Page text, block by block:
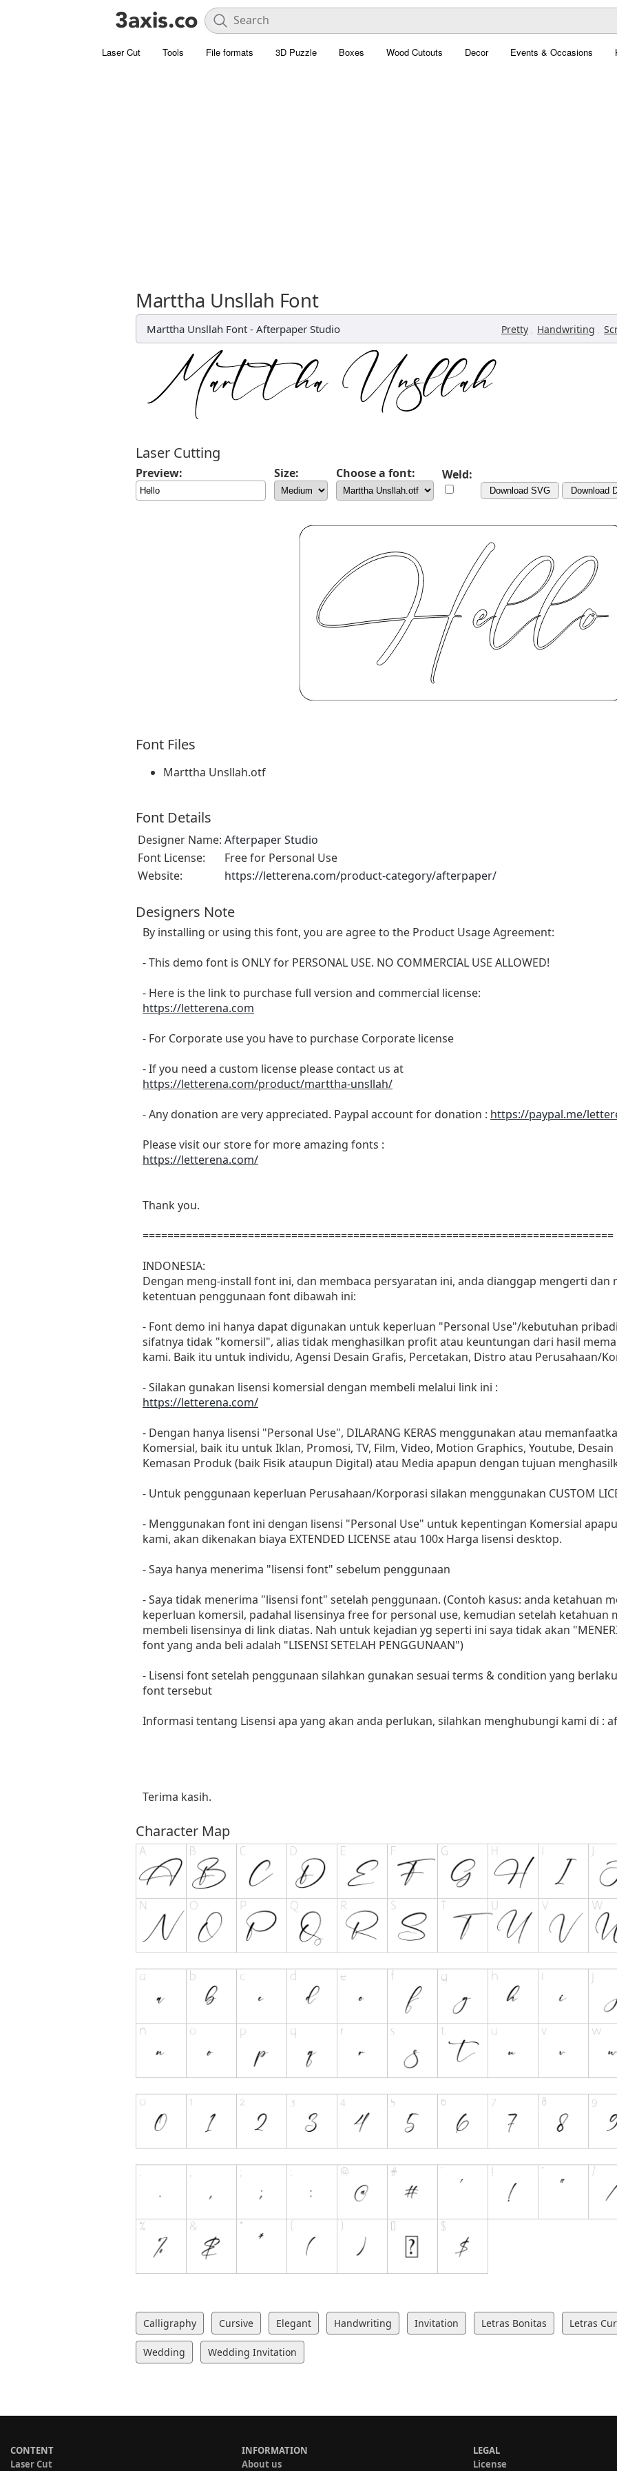
Laser Cut Tools File formats 3D Puzzle Boxes Wood Cutouts Decor Events & Occasions
Marttha Unsllah Font
Marttha Unsllah Font - Afterpaper Studio Pretty , Handwriting ,
Laser Cutting
Preview: Size: Choose a font: Weld:
Download SVG Download
Font Files
Marttha Unsllah.otf
Font Details
Designer Name: Afterpaper Studio
Font License:
Free for Personal Use
Website:
https://letterena.com/product-category/afterpaper/
Designers Note
By installing or using this font, you are agree to the Product Usage Agreement:
- This demo font is ONLY for PERSONAL USE. NO COMMERCIAL USE ALLOWED!
- Here is the link to purchase full version and commercial license:
https://letterena.com
- For Corporate use you have to purchase Corporate license
- If you need a custom license please contact us at
https://letterena.com/product/marttha-unsllah/
- Any donation are very appreciated. Paypal account for donation : https://paypal.me/
Please visit our store for more amazing fonts :
https://letterena.com/
Thank you.
============================================================================
INDONESIA:
Dengan meng-install font ini, dan membaca persyaratan ini, anda dianggap mengerti dan
ketentuan penggunaan font dibawah ini:
- Font demo ini hanya dapat digunakan untuk keperluan "Personal Use"/kebutuhan
sifatnya tidak "komersil", alias tidak menghasilkan profit atau keuntungan dari hasil
kami. Baik itu untuk individu, Agensi Desain Grafis, Percetakan, Distro atau Perusahaan/
- Silakan gunakan lisensi komersial dengan membeli melalui link ini :
https://letterena.com/
- Dengan hanya lisensi "Personal Use", DILARANG KERAS menggunakan atau
Komersial, baik itu untuk Iklan, Promosi, TV, Film, Video, Motion Graphics, Youtube,
Kemasan Produk (baik Fisik ataupun Digital) atau Media apapun dengan tujuan
- Untuk penggunaan keperluan Perusahaan/Korporasi silakan menggunakan CUSTOM
- Menggunakan font ini dengan lisensi "Personal Use" untuk kepentingan Komersial
kami, akan dikenakan biaya EXTENDED LICENSE atau 100x Harga lisensi desktop.
- Saya hanya menerima "lisensi font" sebelum penggunaan
- Saya tidak menerima "lisensi font" setelah penggunaan. (Contoh kasus: anda ketahuan
keperluan komersil, padahal lisensinya free for personal use, kemudian setelah ketahuan
membeli lisensinya di link diatas. Nah untuk kejadian yg seperti ini saya tidak akan
font yang anda beli adalah "LISENSI SETELAH PENGGUNAAN")
- Lisensi font setelah penggunaan silahkan gunakan sesuai terms & condition yang
font tersebut
Informasi tentang Lisensi apa yang akan anda perlukan, silahkan menghubungi kami di :
Terima kasih.
Character Map
Calligraphy Cursive Elegant Handwriting Invitation Letras Bonitas Letras
Wedding Wedding Invitation
CONTENT
Laser Cut
INFORMATION
About us
LEGAL
License